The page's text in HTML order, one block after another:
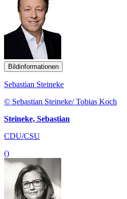
Bildinformationen
Sebastian Steineke
© Sebastian Steineke/ Tobias Koch
Steineke, Sebastian
CDU/CSU
()